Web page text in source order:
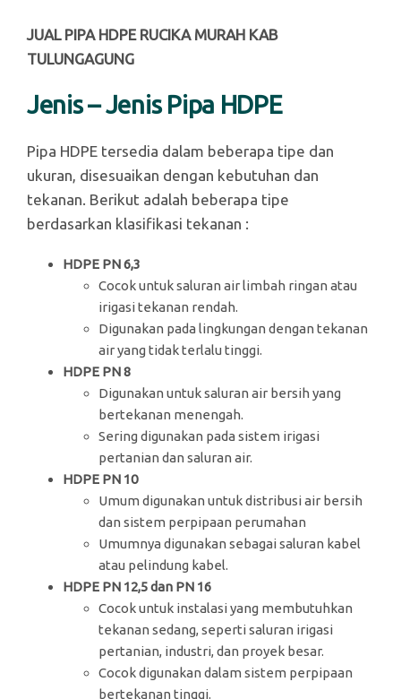
JUAL PIPA HDPE RUCIKA MURAH KAB
TULUNGAGUNG
Jenis – Jenis Pipa HDPE
Pipa HDPE tersedia dalam beberapa tipe dan
ukuran, disesuaikan dengan kebutuhan dan
tekanan. Berikut adalah beberapa tipe
berdasarkan klasifikasi tekanan :
HDPE PN 6,3
Cocok untuk saluran air limbah ringan atau
irigasi tekanan rendah.
Digunakan pada lingkungan dengan tekanan
air yang tidak terlalu tinggi.
HDPE PN 8
Digunakan untuk saluran air bersih yang
bertekanan menengah.
Sering digunakan pada sistem irigasi
pertanian dan saluran air.
HDPE PN 10
Umum digunakan untuk distribusi air bersih
dan sistem perpipaan perumahan
Umumnya digunakan sebagai saluran kabel
atau pelindung kabel.
HDPE PN 12,5 dan PN 16
Cocok untuk instalasi yang membutuhkan
tekanan sedang, seperti saluran irigasi
pertanian, industri, dan proyek besar.
Cocok digunakan dalam sistem perpipaan
bertekanan tinggi.